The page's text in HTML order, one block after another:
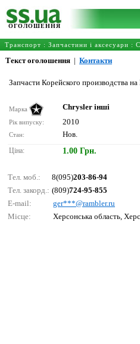
ОГОЛОШЕННЯ
Транспорт : Запчастини і аксесуари :
Текст оголошення | Контакти
Запчасти Корейского производства
Марка Chrysler інші
Рік випуску: 2010
Стан: Нов.
Ціна: 1.00 Грн.
Тел. моб.: 8(095)203-86-94
Тел. закорд.: (809)724-95-855
E-mail:
gеr***@rаmblеr.ru
Місце:
Херсонська область,